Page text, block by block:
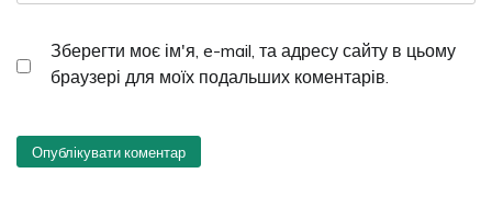
Зберегти моє ім'я, e-mail, та адресу сайту в цьому
браузері для моїх подальших коментарів.